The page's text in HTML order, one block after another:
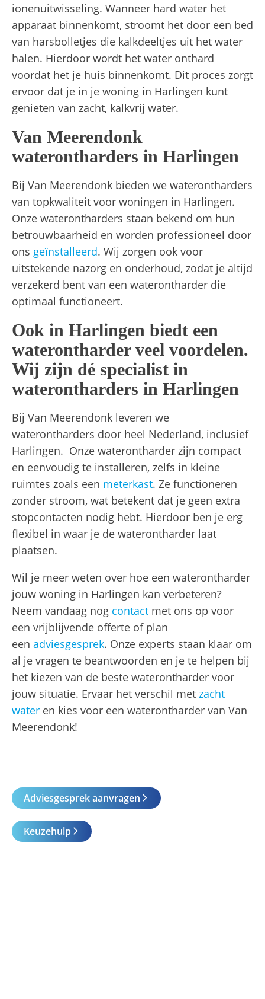
ionenuitwisseling. Wanneer hard water het
apparaat binnenkomt, stroomt het door een bed
van harsbolletjes die kalkdeeltjes uit het water
halen. Hierdoor wordt het water onthard
voordat het je huis binnenkomt. Dit proces zorgt
ervoor dat je in je woning in Harlingen kunt
genieten van zacht, kalkvrij water.
Van Meerendonk
waterontharders in Harlingen
Bij Van Meerendonk bieden we waterontharders
van topkwaliteit voor woningen in Harlingen.
Onze waterontharders staan bekend om hun
betrouwbaarheid en worden professioneel door
ons geïnstalleerd. Wij zorgen ook voor
uitstekende nazorg en onderhoud, zodat je altijd
verzekerd bent van een waterontharder die
optimaal functioneert.
Ook in Harlingen biedt een
waterontharder veel voordelen.
Wij zijn dé specialist in
waterontharders in Harlingen
Bij Van Meerendonk leveren we
waterontharders door heel Nederland, inclusief
Harlingen. Onze waterontharder zijn compact
en eenvoudig te installeren, zelfs in kleine
ruimtes zoals een meterkast. Ze functioneren
zonder stroom, wat betekent dat je geen extra
stopcontacten nodig hebt. Hierdoor ben je erg
flexibel in waar je de waterontharder laat
plaatsen.
Wil je meer weten over hoe een waterontharder
jouw woning in Harlingen kan verbeteren?
Neem vandaag nog contact met ons op voor
een vrijblijvende offerte of plan
een adviesgesprek. Onze experts staan klaar om
al je vragen te beantwoorden en je te helpen bij
het kiezen van de beste waterontharder voor
jouw situatie. Ervaar het verschil met zacht
water en kies voor een waterontharder van Van
Meerendonk!
Adviesgesprek aanvragen
Keuzehulp